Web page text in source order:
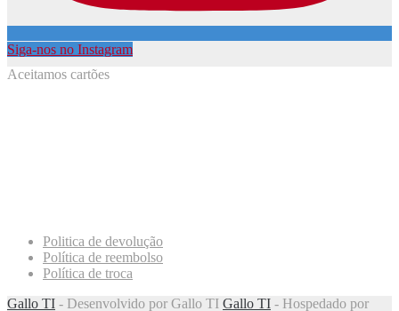
Siga-nos no Instagram
Aceitamos cartões
Politica de devolução
Política de reembolso
Política de troca
Gallo TI - Desenvolvido por Gallo TI Gallo TI - Hospedado por